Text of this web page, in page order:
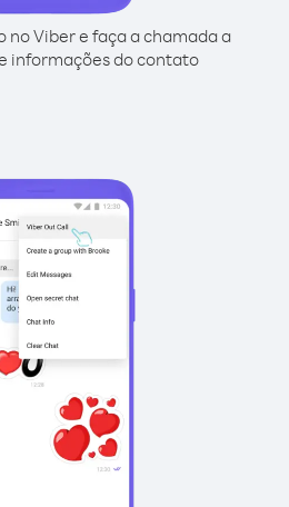
no Viber e faça a chamada a
informações do contato